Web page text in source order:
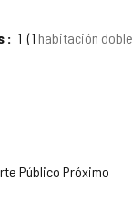
1 1 habitación doble
Público Próximo